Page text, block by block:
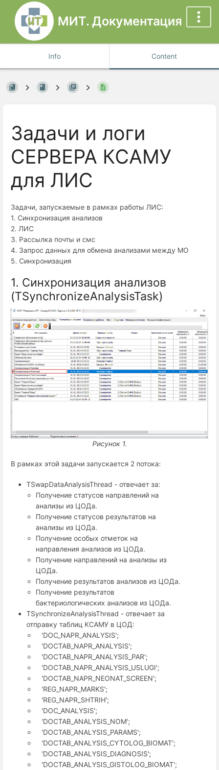
МИТ. Документация
Info Content
Задачи и логи
СЕРВЕРА КСАМУ
для ЛИС
Задачи, запускаемые в рамках работы ЛИС:
1. Синхронизация анализов
2. ЛИС
3. Рассылка почты и смс
4. Запрос данных для обмена анализами между МО
5. Синхронизация
1. Синхронизация анализов
(TSynchronizeAnalysisTask)
Рисунок 1.
В рамках этой задачи запускается 2 потока:
TSwapDataAnalysisThread - отвечает за:
Получение статусов направлений на
анализы из ЦОДа.
Получение статусов результатов на
анализы из ЦОДа.
Получение особых отметок на
направления анализов из ЦОДа.
Получение направлений на анализы из
ЦОДа.
Получение результатов анализов из ЦОДа.
Получение результатов
бактериологических анализов из ЦОДа.
TSynchronizeAnalysisThread - отвечает за
отправку таблиц КСАМУ в ЦОД:
'DOC_NAPR_ANALYSIS';
'DOCTAB_NAPR_ANALYSIS';
'DOCTAB_NAPR_ANALYSIS_PAR';
'DOCTAB_NAPR_ANALYSIS_USLUGI';
'DOCTAB_NAPR_NEONAT_SCREEN';
'REG_NAPR_MARKS';
'REG_NAPR_SHTRIH';
'DOC_ANALYSIS';
'DOCTAB_ANALYSIS_NOM';
'DOCTAB_ANALYSIS_PARAMS';
'DOCTAB_ANALYSIS_CYTOLOG_BIOMAT';
'DOCTAB_ANALYSIS_DIAGNOSIS';
'DOCTAB_ANALYSIS_GISTOLOG_BIOMAT';